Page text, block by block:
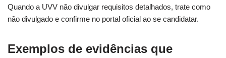
Quando a UVV não divulgar requisitos detalhados, trate como
não divulgado e confirme no portal oficial ao se candidatar.
Exemplos de evidências que